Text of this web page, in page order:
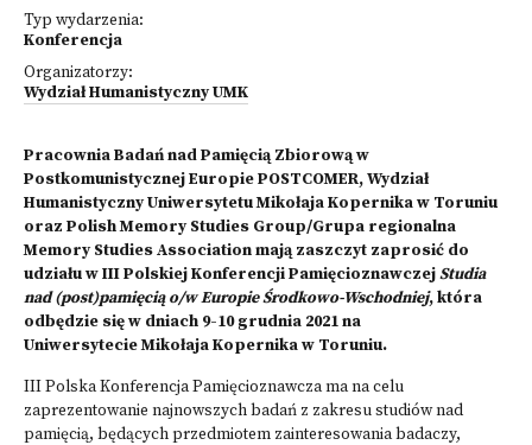
Typ wydarzenia:
Konferencja
Organizatorzy:
Wydział Humanistyczny UMK
Pracownia Badań nad Pamięcią Zbiorową w
Postkomunistycznej Europie POSTCOMER, Wydział
Humanistyczny Uniwersytetu Mikołaja Kopernika w Toruniu
oraz Polish Memory Studies Group/Grupa regionalna
Memory Studies Association mają zaszczyt zaprosić do
udziału w III Polskiej Konferencji PamięcioznawczejStudia
nad (post)pamięcią o/w Europie Środkowo-Wschodniej, która
odbędzie się w dniach 9-10 grudnia 2021 na
Uniwersytecie Mikołaja Kopernika w Toruniu.
III Polska Konferencja Pamięcioznawcza ma na celu
zaprezentowanie najnowszych badań z zakresu studiów nad
pamięcią, będących przedmiotem zainteresowania badaczy,